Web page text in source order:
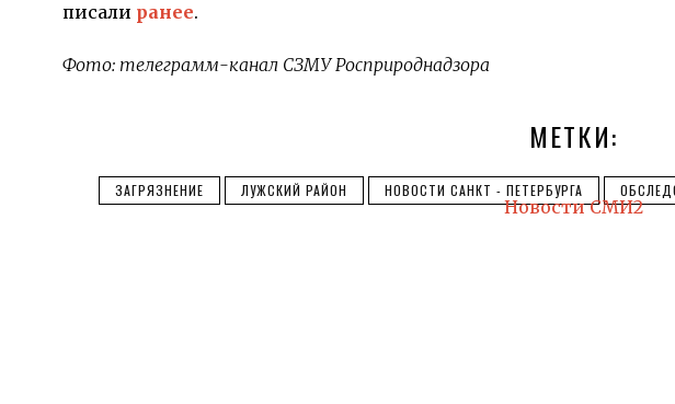
писали ранее.
Фото: телеграмм-канал СЗМУ Росприроднадзора
МЕТКИ:
ЗАГРЯЗНЕНИЕ ЛУЖСКИЙ РАЙОН НОВОСТИ САНКТ - ПЕТЕРБУРГА
Новости СМИ2